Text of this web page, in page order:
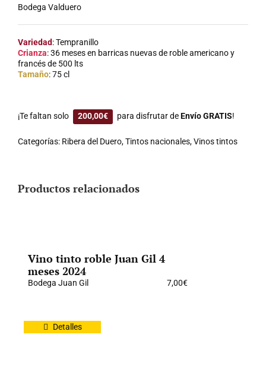
Bodega Valduero
Variedad: Tempranillo
Crianza: 36 meses en barricas nuevas de roble americano y
francés de 500 lts
Tamaño: 75 cl
¡Te faltan solo 200,00€ para disfrutar deEnvío GRATIS!
Categorías: Ribera del Duero,Tintos nacionales,Vinos tintos
Productos relacionados
Vino tinto roble Juan Gil 4
meses 2024
Bodega Juan Gil 7,00€
Detalles